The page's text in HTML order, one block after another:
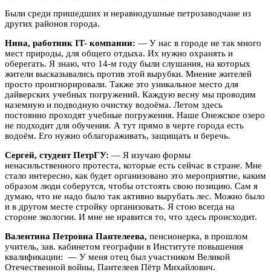
Были среди пришедших и неравнодушные петрозаводчане из
других районов города.
Нина, работник IT- компании: — У нас в городе не так много
мест природы, для общего отдыха. Их нужно охранять и
оберегать. Я знаю, что 14-м году были слушания, на которых
жители высказывались против этой вырубки. Мнение жителей
просто проигнорировали. Также это уникальное место для
дайверских учебных погружений. Каждую весну мы проводим
наземную и подводную очистку водоёма. Летом здесь
постоянно проходят учебные погружения. Наше Онежское озеро
не подходит для обучения. А тут прямо в черте города есть
водоём. Его нужно облагораживать, защищать и беречь.
Сергей, студент ПетрГУ: — Я изучаю формы
ненасильственного протеста, которые есть сейчас в стране. Мне
стало интересно, как будет организовано это мероприятие, каким
образом люди соберутся, чтобы отстоять свою позицию. Сам я
думаю, что не надо было так активно вырубать лес. Можно было
и в другом месте стройку организовать. Я стою всегда на
стороне экологии. И мне не нравится то, что здесь происходит.
Валентина Петровна Пантелеева, пенсионерка, в прошлом
учитель, зав. кабинетом географии в Институте повышения
квалификации: — У меня отец был участником Великой
Отечественной войны, Пантелеев Пётр Михайлович.